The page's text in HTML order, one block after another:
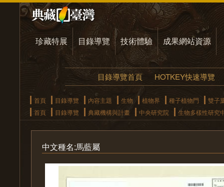
珍藏特展 目錄導覽 技術體驗 成果網站資源
目錄導覽首頁 HOTKEY快速導覽
首頁 目錄導覽 內容主題 生物 植物界 種子植物門
雙子
首頁
目錄導覽 典藏機構與計畫 中央研究院 生物多樣性研究
中文種名:馬藍屬